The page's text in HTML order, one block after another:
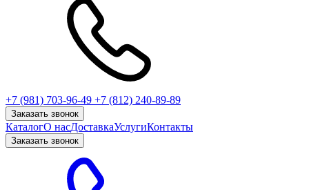
+7 (981) 703-96-49 +7 (812) 240-89-89
Заказать звонок
КаталогО насДоставкаУслугиКонтакты
Заказать звонок